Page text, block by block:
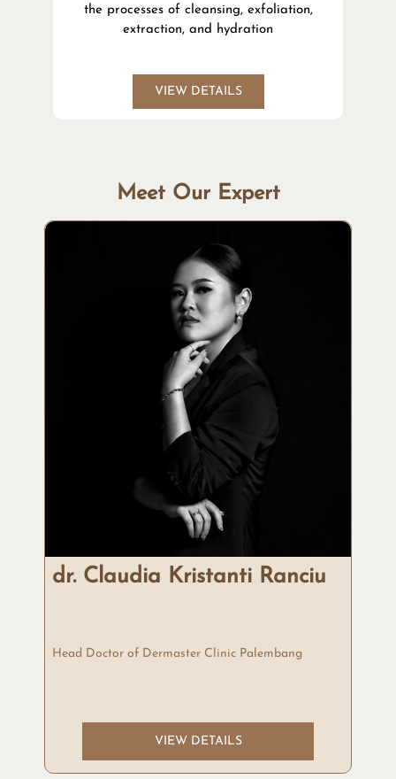
the processes of cleansing, exfoliation,
extraction, and hydration
VIEW DETAILS
Meet Our Expert
dr. Claudia Kristanti Ranciu
Head Doctor of Dermaster Clinic Palembang
VIEW DETAILS